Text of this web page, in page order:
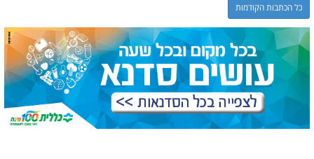
כל הכתבות הקודמות